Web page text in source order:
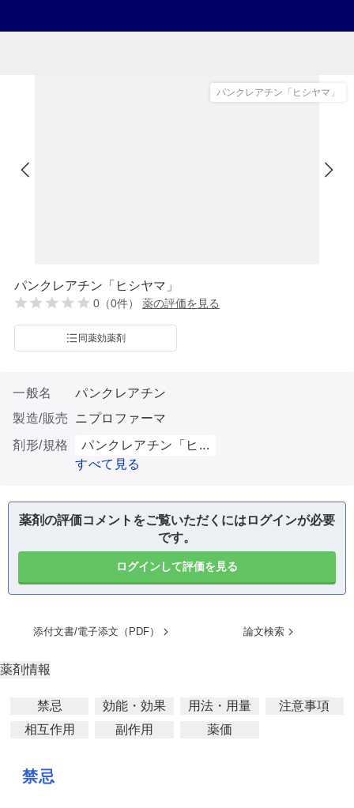
パンクレアチン「ヒシヤマ」
パンクレアチン「ヒシヤマ」
0（0件） 薬の評価を見る
同薬効薬剤
一般名
パンクレアチン
製造/販売
ニプロファーマ
剤形/規格
パンクレアチン「ヒ...
すべて見る
薬剤の評価コメントをご覧いただくにはログインが必要
です。
ログインして評価を見る
添付文書/電子添文（PDF） 論文検索
薬剤情報
禁忌 効能・効果 用法・用量
注意事項
相互作用
副作用 薬価
禁忌